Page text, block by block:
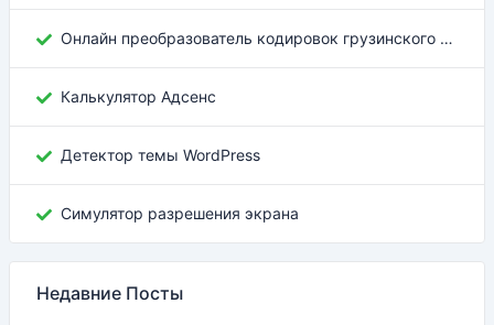
Онлайн преобразователь кодировок грузинского текста
Калькулятор Адсенс
Детектор темы WordPress
Симулятор разрешения экрана
Недавние Посты